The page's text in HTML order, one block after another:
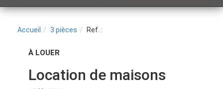
Accueil 3 pièces Ref. :
À LOUER
Location de maisons